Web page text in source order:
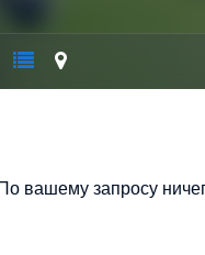
По вашему запросу